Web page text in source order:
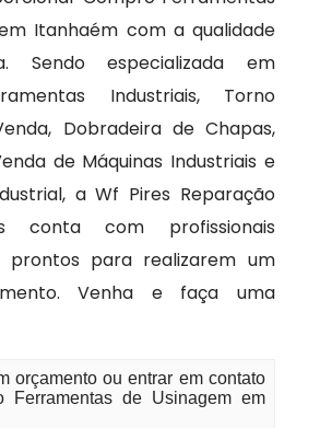
Itanhaém com a qualidade
Sendo especializada em
Industriais, Torno
Dobradeira de Chapas,
de Máquinas Industriais e
a Wf Pires Reparação
conta com profissionais
prontos para realizarem um
Venha e faça uma
orçamento ou entrar em contato
Ferramentas de Usinagem em